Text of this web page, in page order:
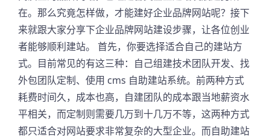
在。那么究竟怎样做，才能建好企业品牌网站呢？接下
来就跟大家分享下企业品牌网站建设步骤，让各位创业
者能够顺利建站。 首先，你要选择适合自己的建站方
式。目前常见的有这三种：自己组建技术团队开发、找
外包团队定制、使用 cms 自助建站系统。前两种方式
耗费时间久，成本也高，自建团队的成本跟当地薪资水
平相关，而定制则需要几万到十几万不等，这两种方式
都只适合对网站要求非常复杂的大型企业。而自助建站